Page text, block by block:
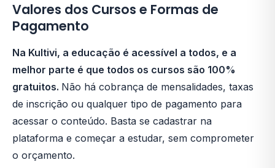
Valores dos Cursos e Formas de
Pagamento
Na Kultivi, a educação é acessível a todos, e a
melhor parte é que todos os cursos são 100%
gratuitos. Não há cobrança de mensalidades, taxas
de inscrição ou qualquer tipo de pagamento para
acessar o conteúdo. Basta se cadastrar na
plataforma e começar a estudar, sem comprometer
o orçamento.